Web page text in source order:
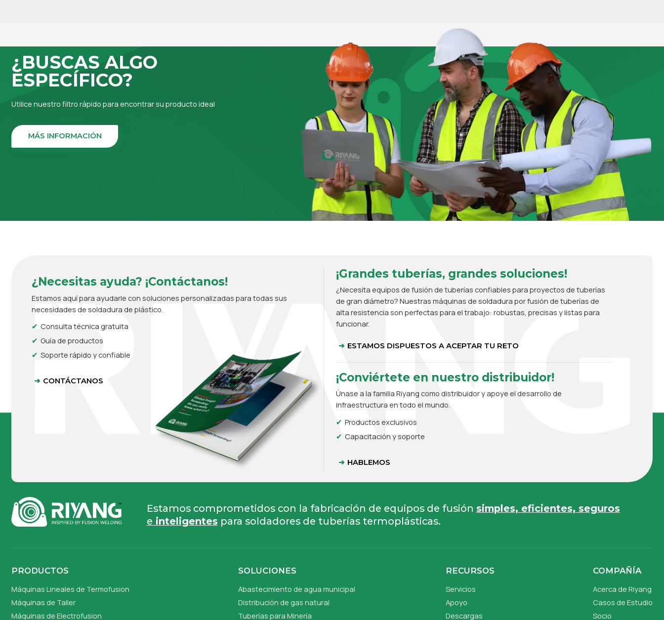
¿BUSCAS ALGO
ESPECÍFICO?
Utilice nuestro filtro rápido para encontrar su producto ideal
MÁS INFORMACIÓN
¿Necesitas ayuda? ¡Contáctanos!
Estamos aquí para ayudarle con soluciones personalizadas para todas sus
necesidades de soldadura de plástico.
Consulta técnica gratuita
Guía de productos
Soporte rápido y confiable
CONTÁCTANOS
¡Grandes tuberías, grandes soluciones!
¿Necesita equipos de fusión de tuberías confiables para proyectos de tuberías
de gran diámetro? Nuestras máquinas de soldadura por fusión de tuberías de
alta resistencia son perfectas para el trabajo: robustas, precisas y listas para
funcionar.
ESTAMOS DISPUESTOS A ACEPTAR TU RETO
¡Conviértete en nuestro distribuidor!
Únase a la familia Riyang como distribuidor y apoye el desarrollo de
infraestructura en todo el mundo.
Productos exclusivos
Capacitación y soporte
HABLEMOS
Estamos comprometidos con la fabricación de equipos de fusión simples, eficientes, seguros
e inteligentes para soldadores de tuberías termoplásticas.
PRODUCTOS
Máquinas Lineales de Termofusion
Máquinas de Taller
Máquinas de Electrofusion
SOLUCIONES
Abastecimiento de agua municipal
Distribución de gas natural
Tuberías para Minería
RECURSOS
Servicios
Apoyo
Descargas
COMPAÑÍA
Acerca de Riyang
Casos de Estudio
Socio